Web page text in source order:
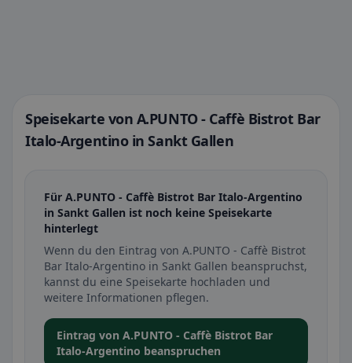
Speisekarte von A.PUNTO - Caffè Bistrot Bar
Italo-Argentino in Sankt Gallen
Für A.PUNTO - Caffè Bistrot Bar Italo-Argentino
in Sankt Gallen ist noch keine Speisekarte
hinterlegt
Wenn du den Eintrag von A.PUNTO - Caffè Bistrot
Bar Italo-Argentino in Sankt Gallen beanspruchst,
kannst du eine Speisekarte hochladen und
weitere Informationen pflegen.
Eintrag von A.PUNTO - Caffè Bistrot Bar
Italo-Argentino beanspruchen